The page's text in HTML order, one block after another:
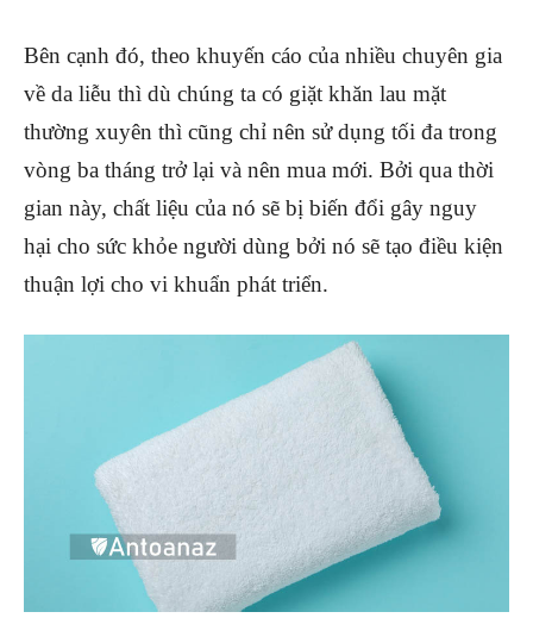
Bên cạnh đó, theo khuyến cáo của nhiều chuyên gia
về da liễu thì dù chúng ta có giặt khăn lau mặt
thường xuyên thì cũng chỉ nên sử dụng tối đa trong
vòng ba tháng trở lại và nên mua mới. Bởi qua thời
gian này, chất liệu của nó sẽ bị biến đổi gây nguy
hại cho sức khỏe người dùng bởi nó sẽ tạo điều kiện
thuận lợi cho vi khuẩn phát triển.